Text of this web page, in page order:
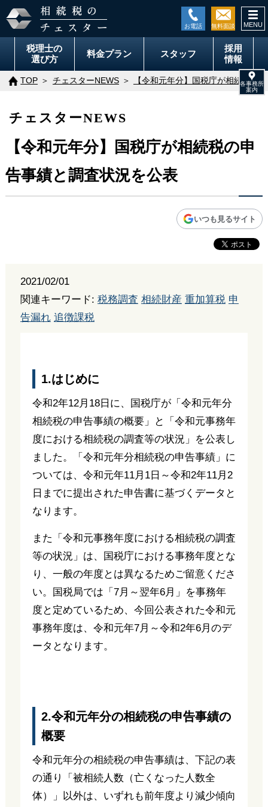
税理士の
選び方
料金プラン スタッフ
採用
情報
TOP チェスターNEWS 【令和元年分】国税庁が相続税の
チェスターNEWS
【令和元年分】国税庁が相続税の申
告事績と調査状況を公表
いつも見るサイト
2021/02/01
関連キーワード: 税務調査 相続財産 重加算税 申
告漏れ 追徴課税
1.はじめに
令和2年12月18日に、国税庁が「令和元年分
相続税の申告事績の概要」と「令和元事務年
度における相続税の調査等の状況」を公表し
ました。「令和元年分相続税の申告事績」に
ついては、令和元年11月1日～令和2年11月2
日までに提出された申告書に基づくデータと
なります。
また「令和元事務年度における相続税の調査
等の状況」は、国税庁における事務年度とな
り、一般の年度とは異なるためご留意くださ
い。国税局では「7月～翌年6月」を事務年
度と定めているため、今回公表された令和元
事務年度は、令和元年7月～令和2年6月のデ
ータとなります。
2.令和元年分の相続税の申告事績の
概要
令和元年分の相続税の申告事績は、下記の表
の通り「被相続人数（亡くなった人数全
体）」以外は、いずれも前年度より減少傾向